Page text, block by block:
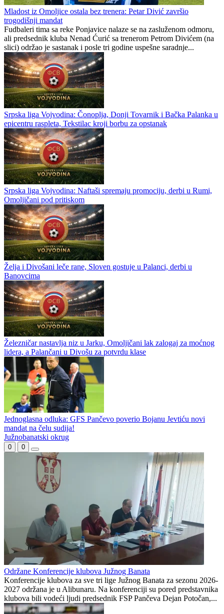
Mladost iz Omoljice ostala bez trenera: Petar Divić završio
trogodišnji mandat
Fudbaleri tima sa reke Ponjavice nalaze se na zasluženom odmoru,
ali predsednik kluba Nenad Ćurić sa trenerom Petrom Divićem (na
slici) održao je sastanak i posle tri godine uspešne saradnje...
Srpska liga Vojvodina: Čonoplja, Donji Tovarnik i Bačka Palanka u
epicentru raspleta, Tekstilac kroji borbu za opstanak
Srpska liga Vojvodina: Naftaši spremaju promociju, derbi u Rumi,
Omoljičani pod pritiskom
Želja i Divošani leče rane, Sloven gostuje u Palanci, derbi u
Banovcima
Železničar nastavlja niz u Jarku, Omoljičani lak zalogaj za moćnog
lidera, a Palančani u Divošu za potvrdu klase
Jednoglasna odluka: GFS Pančevo poverio Bojanu Jevtiću novi
mandat na čelu sudija!
Južnobanatski okrug
0 0
Održane Konferencije klubova Južnog Banata
Konferencije klubova za sve tri lige Južnog Banata za sezonu 2026-
2027 održana je u Alibunaru. Na konferenciji su pored predstavnika
klubova bili vodeći ljudi predsednik FSP Pančeva Dejan Potočan,...